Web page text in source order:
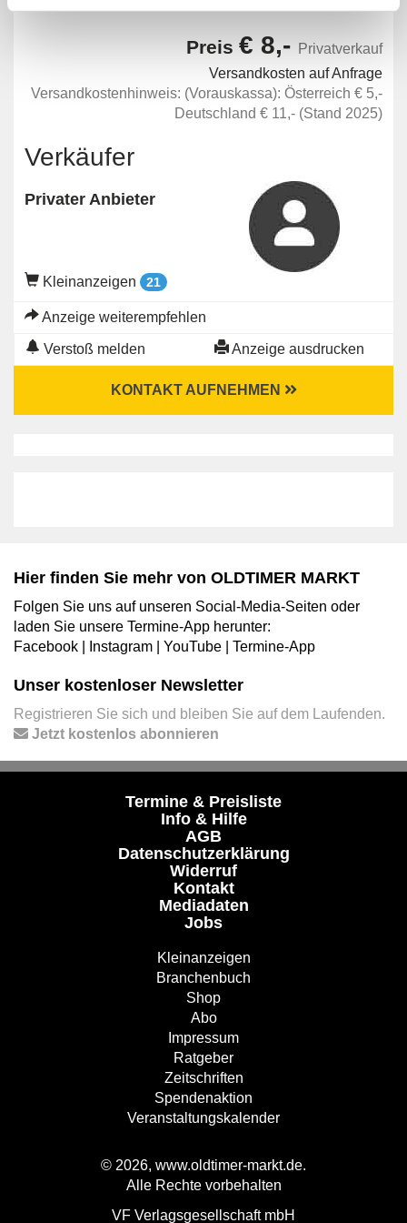
Preis € 8,- Privatverkauf
Versandkosten auf Anfrage
Versandkostenhinweis: (Vorauskassa): Österreich € 5,-
Deutschland € 11,- (Stand 2025)
Verkäufer
Privater Anbieter
Kleinanzeigen 21
Anzeige weiterempfehlen
Verstoß melden Anzeige ausdrucken
KONTAKT AUFNEHMEN
Hier finden Sie mehr von OLDTIMER MARKT
Folgen Sie uns auf unseren Social-Media-Seiten oder
laden Sie unsere Termine-App herunter:
Facebook
Instagram YouTube Termine-App
Unser kostenloser Newsletter
Registrieren Sie sich und bleiben Sie auf dem Laufenden.
Jetzt kostenlos abonnieren
Termine & Preisliste
Info & Hilfe
AGB
Datenschutzerklärung
Widerruf
Kontakt
Mediadaten
Jobs
Kleinanzeigen
Branchenbuch
Shop
Abo
Impressum
Ratgeber
Zeitschriften
Spendenaktion
Veranstaltungskalender
© 2026, www.oldtimer-markt.de.
Alle Rechte vorbehalten
VF Verlagsgesellschaft mbH